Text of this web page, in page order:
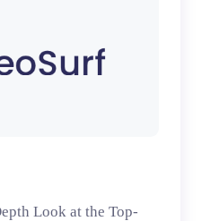
Look at the Top-